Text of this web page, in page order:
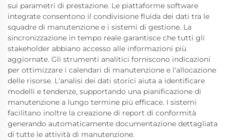
sui parametri di prestazione. Le piattaforme software
integrate consentono il condivisione fluida dei dati tra le
squadre di manutenzione e i sistemi di gestione. La
sincronizzazione in tempo reale garantisce che tutti gli
stakeholder abbiano accesso alle informazioni più
aggiornate. Gli strumenti analitici forniscono indicazioni
per ottimizzare i calendari di manutenzione e l'allocazione
delle risorse. L'analisi dei dati storici aiuta a identificare
modelli e tendenze, supportando una pianificazione di
manutenzione a lungo termine più efficace. I sistemi
facilitano inoltre la creazione di report di conformità
generando automaticamente documentazione dettagliata
di tutte le attività di manutenzione.